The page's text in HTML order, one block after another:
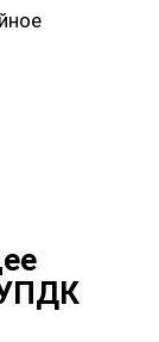
УПДК